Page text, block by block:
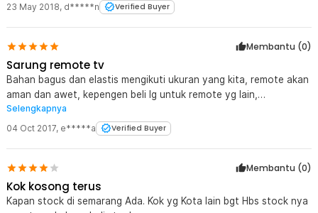
23 May 2018, d*****n Verified Buyer
Membantu (0)
Sarung remote tv
Bahan bagus dan elastis mengikuti ukuran yang kita, remote akan
aman dan awet, kepengen beli lg untuk remote yg lain,
terimakasih jaknote
Selengkapnya
04 Oct 2017, e*****a Verified Buyer
Membantu (0)
Kok kosong terus
Kapan stock di semarang Ada. Kok yg Kota lain bgt Hbs stock nya